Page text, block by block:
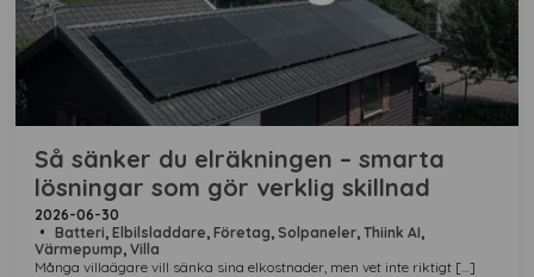
Så sänker du elräkningen – smarta
lösningar som gör verklig skillnad
2026-06-30
•
Batteri,Elbilsladdare,Företag,Solpaneler,Thiink AI,
Värmepump,Villa
Många villaägare vill sänka sina elkostnader, men vet inte riktigt […]